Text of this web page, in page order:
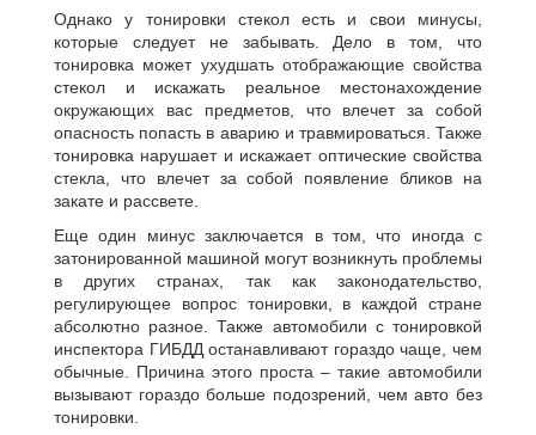
Однако у тонировки стекол есть и свои минусы,
которые следует не забывать. Дело в том, что
тонировка может ухудшать отображающие свойства
стекол и искажать реальное местонахождение
окружающих вас предметов, что влечет за собой
опасность попасть в аварию и травмироваться. Также
тонировка нарушает и искажает оптические свойства
стекла, что влечет за собой появление бликов на
закате и рассвете.
Еще один минус заключается в том, что иногда с
затонированной машиной могут возникнуть проблемы
в других странах, так как законодательство,
регулирующее вопрос тонировки, в каждой стране
абсолютно разное. Также автомобили с тонировкой
инспектора ГИБДД останавливают гораздо чаще, чем
обычные. Причина этого проста – такие автомобили
вызывают гораздо больше подозрений, чем авто без
тонировки.